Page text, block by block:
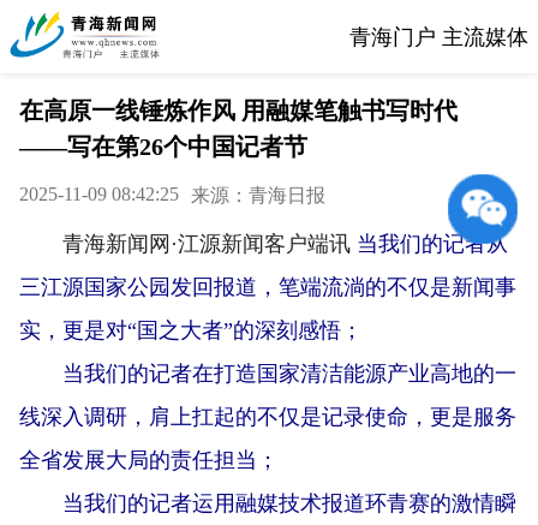
青海门户 主流媒体
在高原一线锤炼作风 用融媒笔触书写时代
——写在第26个中国记者节
2025-11-09 08:42:25 来源：青海日报
青海新闻网·江源新闻客户端讯 当我们的记者从
三江源国家公园发回报道，笔端流淌的不仅是新闻事
实，更是对“国之大者”的深刻感悟；
当我们的记者在打造国家清洁能源产业高地的一
线深入调研，肩上扛起的不仅是记录使命，更是服务
全省发展大局的责任担当；
当我们的记者运用融媒技术报道环青赛的激情瞬